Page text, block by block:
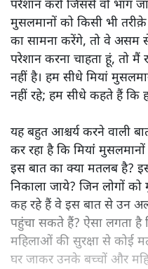
परेशान करो जिससे वो भाग
मुसलमानों को किसी भी
का सामना करेंगे, तो वे असम
परेशान करना चाहता हूं, तो मैं
नहीं है। हम सीधे मियां
नहीं रहे; हम सीधे कहते हैं
यह बहुत आश्चर्य करने वाली
कर रहा है कि मियांं
इस बात का क्या मतलब है?
निकाला जाये? जिन लोगों
कह रहे हैं वे इस बात से उन
पहुंचा सकते हैं? ऐसा लगता है
महिलाओं की सुरक्षा से कोई
घर जाकर उनके बच्चों और